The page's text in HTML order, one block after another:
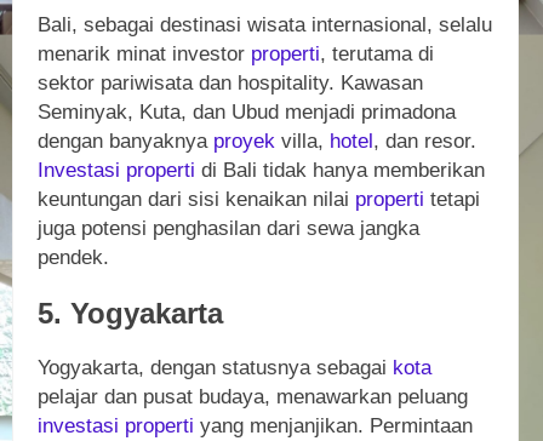
Bali, sebagai destinasi wisata internasional, selalu
menarik minat investor properti, terutama di
sektor pariwisata dan hospitality. Kawasan
Seminyak, Kuta, dan Ubud menjadi primadona
dengan banyaknya proyek villa, hotel, dan resor.
Investasi properti di Bali tidak hanya memberikan
keuntungan dari sisi kenaikan nilai properti tetapi
juga potensi penghasilan dari sewa jangka
pendek.
5. Yogyakarta
Yogyakarta, dengan statusnya sebagai kota
pelajar dan pusat budaya, menawarkan peluang
investasi properti yang menjanjikan. Permintaan